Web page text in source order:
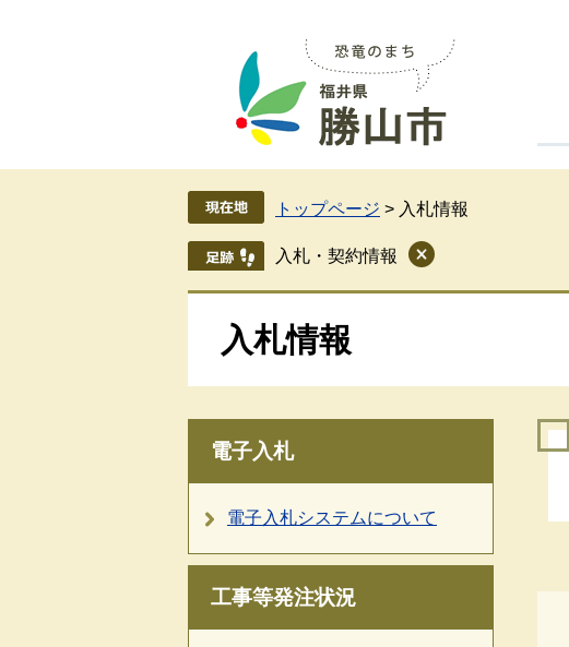
で
ば
トップページ > 入札情報
入札・契約情報
入札情報
電子入札
電子入札システムについて
工事等発注状況